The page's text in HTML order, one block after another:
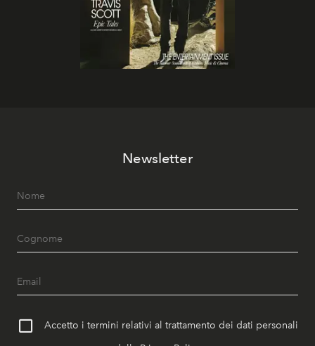
Newsletter
Accetto i termini relativi al trattamento dei dati personali